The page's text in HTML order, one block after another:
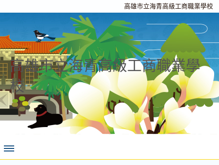
高雄市立海青高級工商職業學校
高雄市立海青高級工商職業學
校